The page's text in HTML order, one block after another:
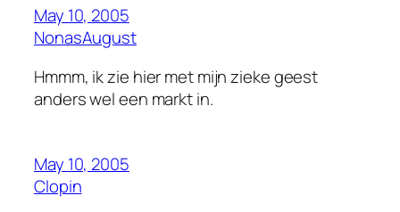
May 10, 2005
NonasAugust
Hmmm, ik zie hier met mijn zieke geest
anders wel een markt in.
May 10, 2005
Clopin